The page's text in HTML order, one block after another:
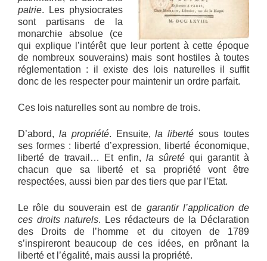
patrie. Les physiocrates
sont partisans de la
monarchie absolue (ce
qui explique l’intérêt que leur portent à cette époque
de nombreux souverains) mais sont hostiles à toutes
réglementation : il existe des lois naturelles il suffit
donc de les respecter pour maintenir un ordre parfait.
Ces lois naturelles sont au nombre de trois.
D’abord, la propriété. Ensuite,la libertésous toutes
ses formes : liberté d’expression, liberté économique,
liberté de travail… Et enfin, la sûreté qui garantit à
chacun que sa liberté et sa propriété vont être
respectées, aussi bien par des tiers que par l’Etat.
Le rôle du souverain est de garantir l’application de
ces droits naturels. Les rédacteurs de la Déclaration
des Droits de l’homme et du citoyen de 1789
s’inspireront beaucoup de ces idées, en prônant la
liberté et l’égalité, mais aussi la propriété.